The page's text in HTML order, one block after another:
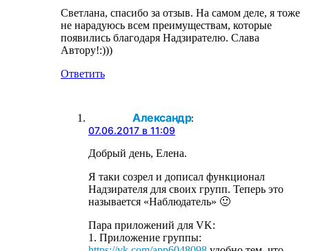
Светлана, спасибо за отзыв. На самом деле, я тоже
не нарадуюсь всем преимуществам, которые
появились благодаря Надзирателю. Слава
Автору!:)))
Ответить
Александр:
07.06.2017 в 11:09
Добрый день, Елена.
Я таки созрел и дописал функционал
Надзирателя для своих групп. Теперь это
называется «Наблюдатель» 🙂
Пара приложений для VK:
1. Приложение группы: